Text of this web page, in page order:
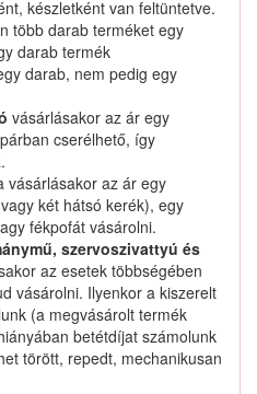
készletként van feltüntetve.
több darab terméket egy
darab termék
darab, nem pedig egy
vásárlásakor az ár egy
cserélhető, így
vásárlásakor az ár egy
két hátsó kerék), egy
fékpofát vásárolni.
szervoszivattyú és
az esetek többségében
vásárolni. Ilyenkor a kiszerelt
(a megvásárolt termék
betétdíjat számolunk
törött, repedt, mechanikusan
FES
hűtőközeg-vezeték